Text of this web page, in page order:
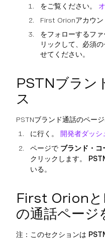
をご覧ください。
First Orionアカウン
をフォローするフ
リックして、必須
せてください。
PSTNブラン
ス
PSTNブランド通話のペー
に行く。 開発者ダッシ
ページで ブランド・コ
クリックします。
いる。
First Orionと
の通話ページ
注：このセクションは